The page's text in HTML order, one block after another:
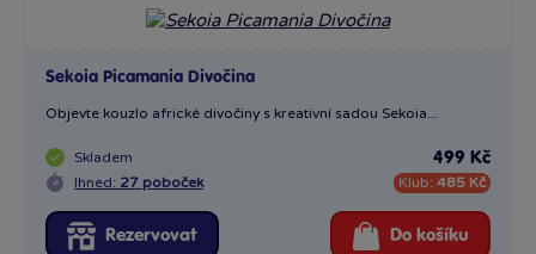
Sekoia Picamania Divočina
Objevte kouzlo africké divočiny s kreativní sadou Sekoia...
Skladem
Ihned: 27 poboček
499 Kč
Klub: 485 Kč
Rezervovat Do košíku